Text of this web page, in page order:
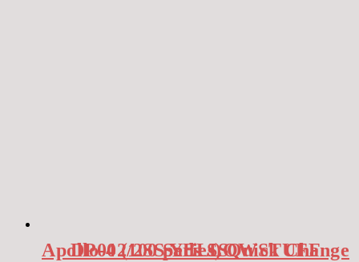
DP002/2SS YELLOWSTUFF Apollo-4 (100 Series) Quick Change pads SS